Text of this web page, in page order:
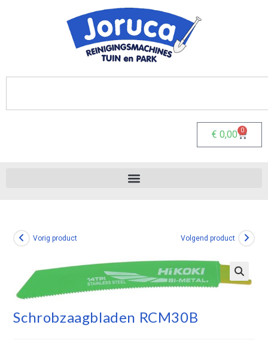
€ 0,00 0
Vorig product Volgend product
Schrobzaagbladen RCM30B